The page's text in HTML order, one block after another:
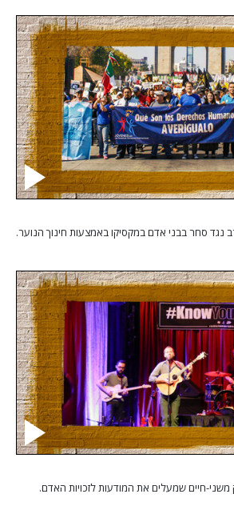
נגד סחר בבני אדם במקסיקו באמצעות חינוך הנוער.
משני-חיים שמעלים את המודעות לזכויות האדם.